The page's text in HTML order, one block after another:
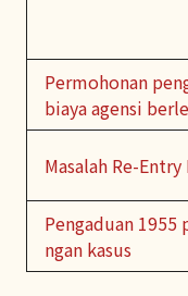
Permohonan
biaya agensi
Masalah Re-
Pengaduan
ngan kasus